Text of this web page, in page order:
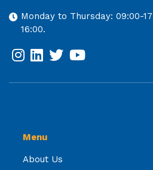
Monday to Thursday: 09:00-
16:00.
Menu
About Us